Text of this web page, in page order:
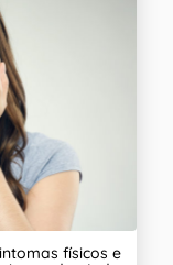
físicos e